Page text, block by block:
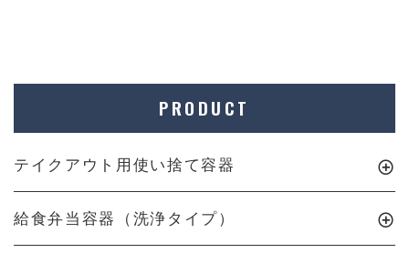
PRODUCT
テイクアウト用使い捨て容器
給食弁当容器（洗浄タイプ）